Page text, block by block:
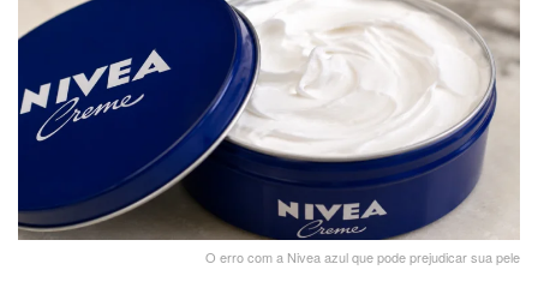
O erro com a Nivea azul que pode prejudicar sua pele